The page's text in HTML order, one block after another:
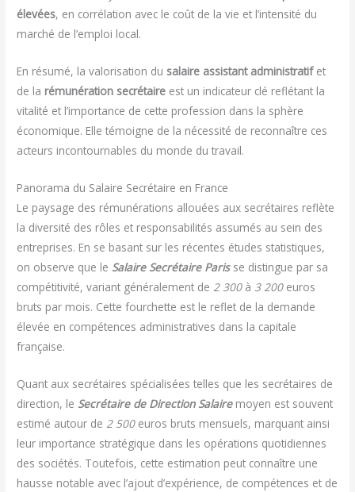
élevées, en corrélation avec le coût de la vie et l’intensité du
marché de l’emploi local.
En résumé, la valorisation du salaire assistant administratifet
de la rémunération secrétaire est un indicateur clé reflétant la
vitalité et l’importance de cette profession dans la sphère
économique. Elle témoigne de la nécessité de reconnaître ces
acteurs incontournables du monde du travail.
Panorama du Salaire Secrétaire en France
Le paysage des rémunérations allouées aux secrétaires reflète
la diversité des rôles et responsabilités assumés au sein des
entreprises. En se basant sur les récentes études statistiques,
on observe que le Salaire Secrétaire Parisse distingue par sa
compétitivité, variant généralement de2 300à 3 200euros
bruts par mois. Cette fourchette est le reflet de la demande
élevée en compétences administratives dans la capitale
française.
Quant aux secrétaires spécialisées telles que les secrétaires de
direction, le Secrétaire de Direction Salairemoyen est souvent
estimé autour de2 500euros bruts mensuels, marquant ainsi
leur importance stratégique dans les opérations quotidiennes
des sociétés. Toutefois, cette estimation peut connaître une
hausse notable avec l’ajout d’expérience, de compétences et de